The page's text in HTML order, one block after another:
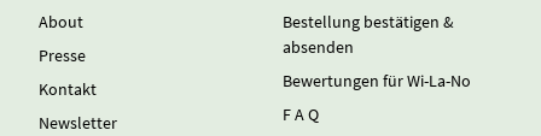
About
Presse
Kontakt
Newsletter
Bestellung bestätigen &
absenden
Bewertungen für Wi-La-No
F A Q